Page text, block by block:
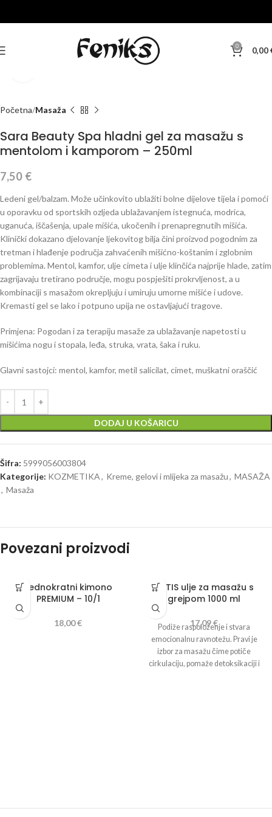
0 0,00
Početna Masaža
Sara Beauty Spa hladni gel za masažu s
mentolom i kamporom – 250ml
7,50 €
Ledeni gel/balzam. Može učinkovito ublažiti bolne dijelove tijela i pomoći
u oporavku od sportskih ozljeda ublažavanjem istegnuća, modrica,
uganuća, iščašenja, upale mišića, ukočenih i prenapregnutih mišića.
Klinički dokazano djelovanje ljekovitog bilja čini proizvod pogodnim za
tretman i hlađenje područja zahvaćenih mišićno-koštanim i zglobnim
problemima. Mentol, kamfor, ulje cimeta i ulje klinčića najprije hlade, zatim
zagrijavaju tretirano područje, mogu pospješiti prokrvljenost, a u
kombinaciji s masažom okrepljuju i umiruju umorne mišiće i udove.
Kremasti gel se lako i potpuno upija ne ostavljajući tragove.
Primjena: Pogodan i za terapiju masaže za ublažavanje napetosti u
mišićima nogu i stopala, leđa, struka, vrata, šaka i ruku.
Glavni sastojci: mentol, kamfor, metil salicilat, cimet, muškatni oraščić
DODAJ U KOŠARICU
Šifra: 5999056003804
Kategorije: KOZMETIKA, Kreme, gelovi i mlijeka za masažu, MASAŽA
, Masaža
Povezani proizvodi
Jednokratni kimono
PREMIUM – 10/1
18,00€
METIS ulje za masažu s
grejpom 1000 ml
17,09€
Podiže raspoloženje i stvara
emocionalnu ravnotežu. Pravi je
izbor za masažu čime potiče
cirkulaciju, pomaže detoksikaciji i